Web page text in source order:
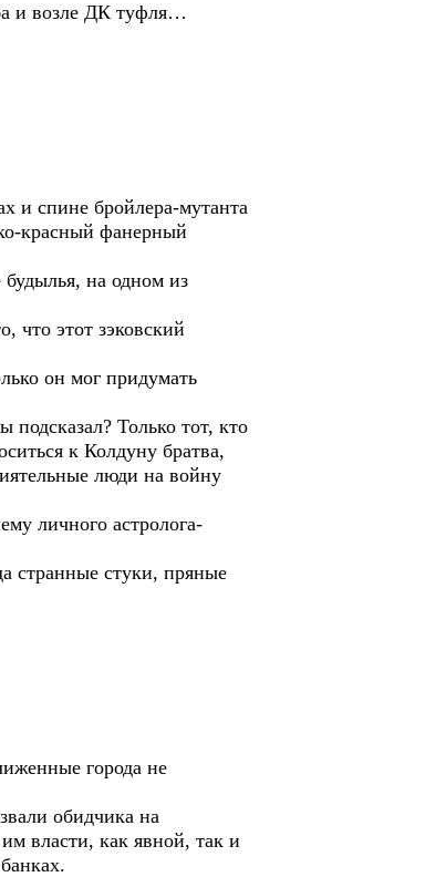
и возле ДК туфля…
и спине бройлера-мутанта
красный фанерный
будылья, на одном из
что этот зэковский
он мог придумать
Только тот, кто
к Колдуну братва,
люди на войну
личного астролога-
странные стуки, пряные
города не
обидчика на
власти, как явной, так и